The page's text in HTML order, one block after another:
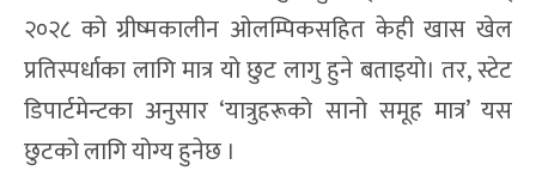
२०२८ को ग्रीष्मकालीन ओलम्पिकसहित केही खास खेल
प्रतिस्पर्धाका लागि मात्र यो छुट लागु हुने बताइयो। तर, स्टेट
डिपार्टमेन्टका अनुसार ‘यात्रुहरूको सानो समूह मात्र’ यस
छुटको लागि योग्य हुनेछ ।